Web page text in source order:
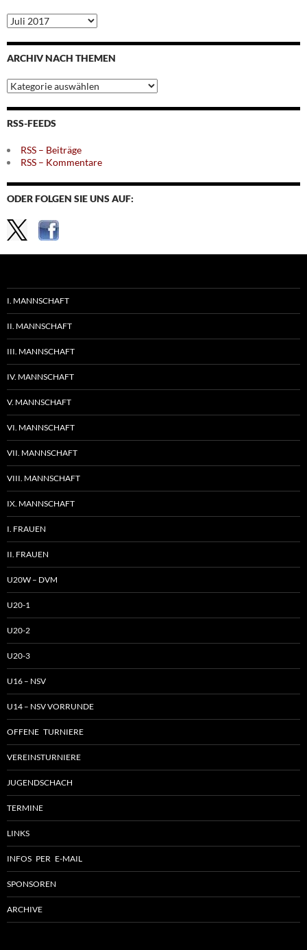
Archiv
nach
Monaten
ARCHIV NACH THEMEN
Archiv
nach
Themen
RSS-FEEDS
RSS – Beiträge
RSS – Kommentare
ODER FOLGEN SIE UNS AUF:
I. MANNSCHAFT
II. MANNSCHAFT
III. MANNSCHAFT
IV. MANNSCHAFT
V. MANNSCHAFT
VI. MANNSCHAFT
VII. MANNSCHAFT
VIII. MANNSCHAFT
IX. MANNSCHAFT
I. FRAUEN
II. FRAUEN
U20W – DVM
U20-1
U20-2
U20-3
U16 – NSV
U14 – NSV VORRUNDE
OFFENE TURNIERE
VEREINSTURNIERE
JUGENDSCHACH
TERMINE
LINKS
INFOS PER E-MAIL
SPONSOREN
ARCHIVE